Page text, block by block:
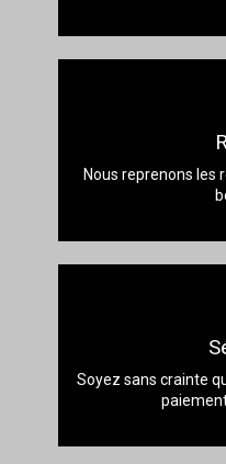
Nous reprenons les
Soyez sans crainte